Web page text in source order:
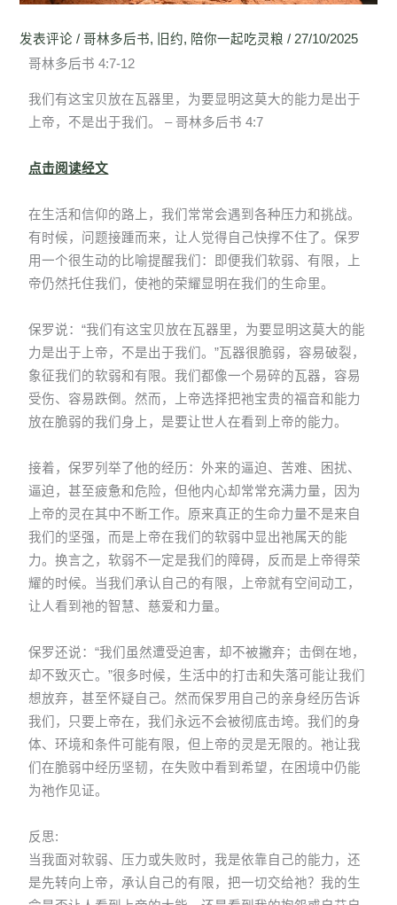
发表评论 /哥林多后书, 旧约, 陪你一起吃灵粮 / 27/10/2025
哥林多后书 4:7-12
我们有这宝贝放在瓦器里，为要显明这莫大的能力是出于
上帝，不是出于我们。 – 哥林多后书 4:7
点击阅读经文
在生活和信仰的路上，我们常常会遇到各种压力和挑战。
有时候，问题接踵而来，让人觉得自己快撑不住了。保罗
用一个很生动的比喻提醒我们：即便我们软弱、有限，上
帝仍然托住我们，使祂的荣耀显明在我们的生命里。
保罗说：“我们有这宝贝放在瓦器里，为要显明这莫大的能
力是出于上帝，不是出于我们。”瓦器很脆弱，容易破裂，
象征我们的软弱和有限。我们都像一个易碎的瓦器，容易
受伤、容易跌倒。然而，上帝选择把祂宝贵的福音和能力
放在脆弱的我们身上，是要让世人在看到上帝的能力。
接着，保罗列举了他的经历：外来的逼迫、苦难、困扰、
逼迫，甚至疲惫和危险，但他内心却常常充满力量，因为
上帝的灵在其中不断工作。原来真正的生命力量不是来自
我们的坚强，而是上帝在我们的软弱中显出祂属天的能
力。换言之，软弱不一定是我们的障碍，反而是上帝得荣
耀的时候。当我们承认自己的有限，上帝就有空间动工，
让人看到祂的智慧、慈爱和力量。
保罗还说：“我们虽然遭受迫害，却不被撇弃；击倒在地，
却不致灭亡。”很多时候，生活中的打击和失落可能让我们
想放弃，甚至怀疑自己。然而保罗用自己的亲身经历告诉
我们，只要上帝在，我们永远不会被彻底击垮。我们的身
体、环境和条件可能有限，但上帝的灵是无限的。祂让我
们在脆弱中经历坚韧，在失败中看到希望，在困境中仍能
为祂作见证。
反思:
当我面对软弱、压力或失败时，我是依靠自己的能力，还
是先转向上帝，承认自己的有限，把一切交给祂？我的生